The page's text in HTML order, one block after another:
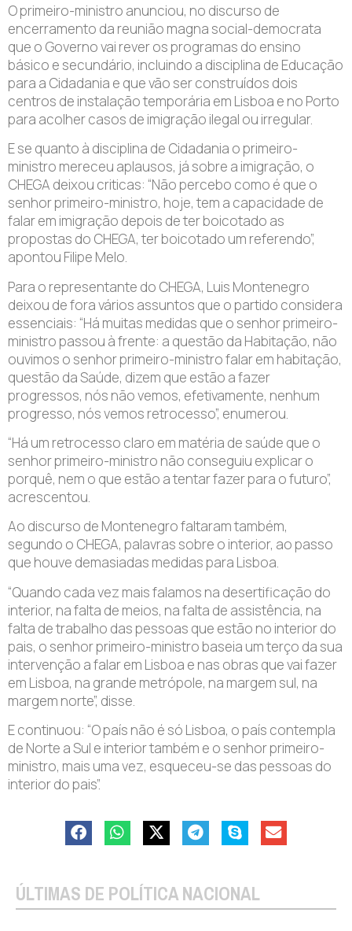
O primeiro-ministro anunciou, no discurso de
encerramento da reunião magna social-democrata
que o Governo vai rever os programas do ensino
básico e secundário, incluindo a disciplina de Educação
para a Cidadania e que vão ser construídos dois
centros de instalação temporária em Lisboa e no Porto
para acolher casos de imigração ilegal ou irregular.
E se quanto à disciplina de Cidadania o primeiro-
ministro mereceu aplausos, já sobre a imigração, o
CHEGA deixou criticas: “Não percebo como é que o
senhor primeiro-ministro, hoje, tem a capacidade de
falar em imigração depois de ter boicotado as
propostas do CHEGA, ter boicotado um referendo”,
apontou Filipe Melo.
Para o representante do CHEGA, Luis Montenegro
deixou de fora vários assuntos que o partido considera
essenciais: “Há muitas medidas que o senhor primeiro-
ministro passou à frente: a questão da Habitação, não
ouvimos o senhor primeiro-ministro falar em habitação,
questão da Saúde, dizem que estão a fazer
progressos, nós não vemos, efetivamente, nenhum
progresso, nós vemos retrocesso”, enumerou.
“Há um retrocesso claro em matéria de saúde que o
senhor primeiro-ministro não conseguiu explicar o
porquê, nem o que estão a tentar fazer para o futuro”,
acrescentou.
Ao discurso de Montenegro faltaram também,
segundo o CHEGA, palavras sobre o interior, ao passo
que houve demasiadas medidas para Lisboa.
“Quando cada vez mais falamos na desertificação do
interior, na falta de meios, na falta de assistência, na
falta de trabalho das pessoas que estão no interior do
pais, o senhor primeiro-ministro baseia um terço da sua
intervenção a falar em Lisboa e nas obras que vai fazer
em Lisboa, na grande metrópole, na margem sul, na
margem norte”, disse.
E continuou: “O país não é só Lisboa, o país contempla
de Norte a Sul e interior também e o senhor primeiro-
ministro, mais uma vez, esqueceu-se das pessoas do
interior do pais”.
ÚLTIMAS DE POLÍTICA NACIONAL